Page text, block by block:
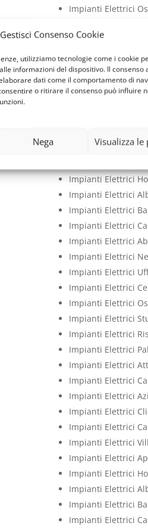
Gestisci Consenso Cookie
utilizziamo tecnologie come i cookie
informazioni del dispositivo. Il consenso
dati come il comportamento di
o ritirare il consenso può influire
Nega Visualizza le
Impianti Elettrici
Impianti Elettrici
Impianti Elettrici
Impianti Elettrici
Impianti Elettrici
Impianti Elettrici
Impianti Elettrici
Impianti Elettrici
Impianti Elettrici
Impianti Elettrici
Impianti Elettrici
Impianti Elettrici
Impianti Elettrici
Impianti Elettrici
Impianti Elettrici
Impianti Elettrici
Impianti Elettrici
Impianti Elettrici
Impianti Elettrici
Impianti Elettrici
Impianti Elettrici
Impianti Elettrici
Impianti Elettrici
Impianti Elettrici
Impianti Elettrici
Impianti Elettrici
Impianti Elettrici
Impianti Elettrici
Impianti Elettrici
Impianti Elettrici
Impianti Elettrici
Impianti Elettrici
Impianti Elettrici
Impianti Elettrici